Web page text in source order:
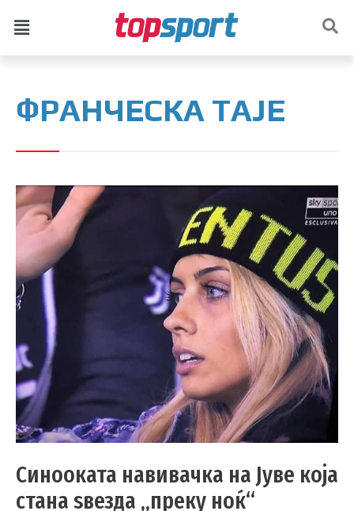
ФРАНЧЕСКА ТАЈЕ
Синооката навивачка на Јуве која
стана ѕвезда „преку ноќ“